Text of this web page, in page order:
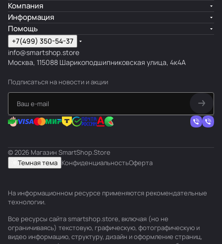
Компания
Информация
Помощь
+7(499) 350-54-37
info@smartshop.store
Москва, 115088 Шарикоподшипниковская улица, 4к4А
Подписаться на новости и акции
© 2026 Магазин SmartShop.Store
Темная тема КонфиденциальностьОферта
На информационном ресурсе применяются рекомендательные
технологии.
Все ресурсы сайта smartshop.store, включая (но не
ограничиваясь) текстовую, графическую, фотографическую и
видео информацию, структуру, дизайн и оформление страниц,